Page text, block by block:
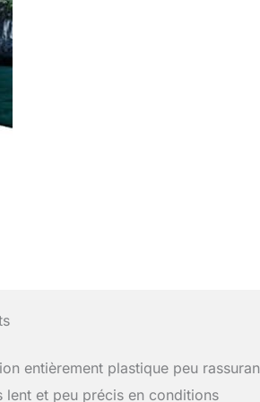
entièrement plastique peu
lent et peu précis en conditions